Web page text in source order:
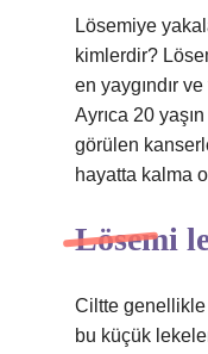
Lösemiye
kimlerdir?
en yaygındır
Ayrıca 20
görülen
hayatta kalma
Lösemi
Ciltte genellikle
bu küçük